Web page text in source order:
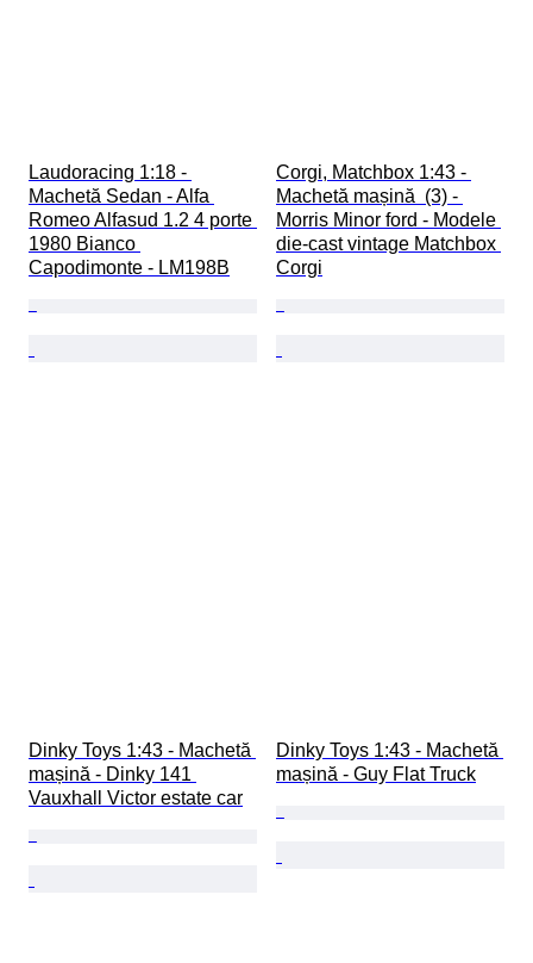
Laudoracing 1:18 -
Machetă Sedan - Alfa
Romeo Alfasud 1.2 4 porte
1980 Bianco
Capodimonte - LM198B
Corgi, Matchbox 1:43 -
Machetă mașină  (3) -
Morris Minor ford - Modele
die-cast vintage Matchbox
Corgi
Dinky Toys 1:43 - Machetă
mașină - Dinky 141
Vauxhall Victor estate car
Dinky Toys 1:43 - Machetă
mașină - Guy Flat Truck